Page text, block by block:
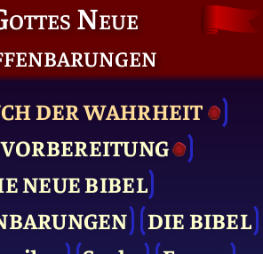
Neue
DER WAHRHEIT
NEUE BIBEL
DIE BIBEL